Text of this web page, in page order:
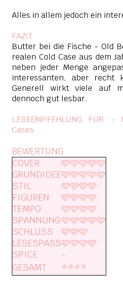
Alles in allem jedoch ein
FAZIT
Butter bei die Fische - Old
realen Cold Case aus dem
neben jeder Menge
interessanten, aber recht
Generell wirkt viele auf
dennoch gut lesbar.
LESEEMPFEHLUNG FÜR
Cases.
BEWERTUNG
COVER
🩷🩷🩷🩷🩷
GRUNDIDEE🩷🩷🩷🩷🩷
STIL
🩷🩷🩷🩷
FIGUREN
🩷🩷🩷🩷
TEMPO
🩷🩷🩷🩷
SPANNUNG🩷🩷🩷🩷🩷
SCHLUSS
🩷🩷🩷
LESESPASS🩷🩷🩷🩷
SPICE
-
GESAMT
⭐️⭐️⭐️⭐️